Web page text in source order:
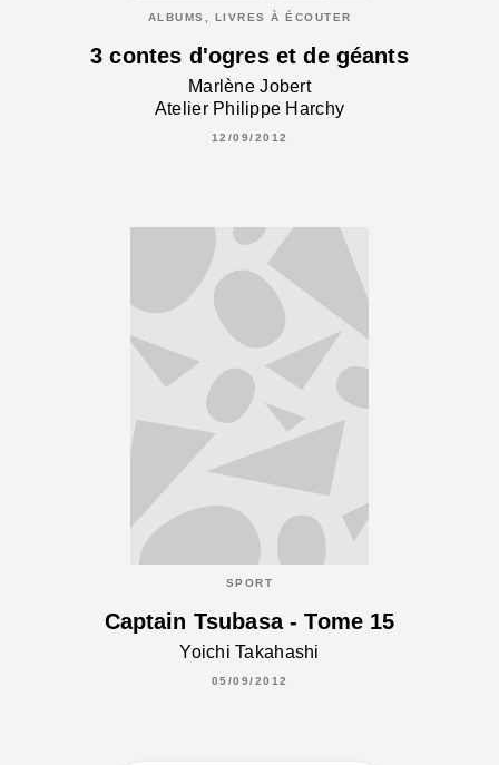
ALBUMS, LIVRES À ÉCOUTER
3 contes d'ogres et de géants
Marlène Jobert
Atelier Philippe Harchy
12/09/2012
SPORT
Captain Tsubasa - Tome 15
Yoichi Takahashi
05/09/2012